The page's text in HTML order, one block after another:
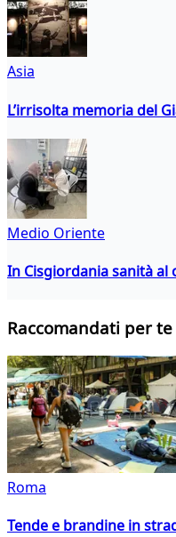
Asia
L’irrisolta memoria del
Medio Oriente
In Cisgiordania sanità al
Raccomandati per te
Roma
Tende e brandine in